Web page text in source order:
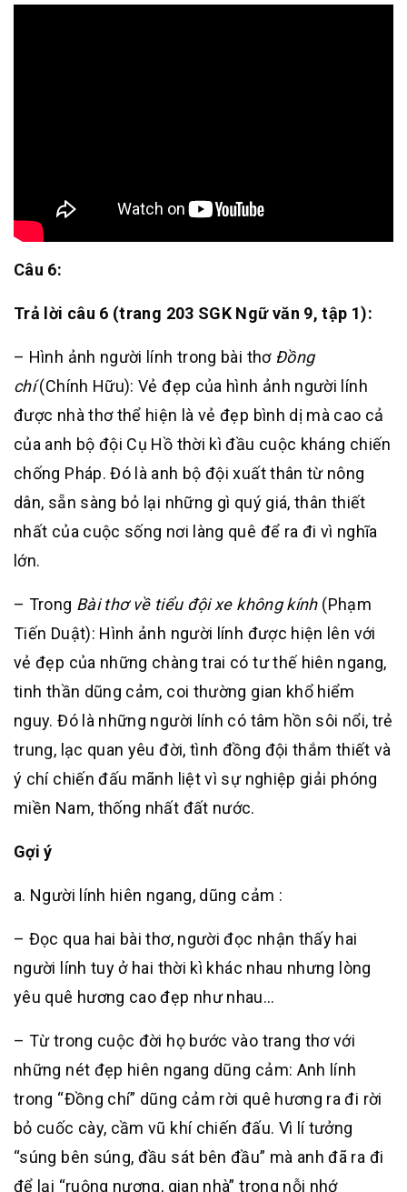
Câu 6:
Trả lời câu 6 (trang 203 SGK Ngữ văn 9, tập 1):
– Hình ảnh người lính trong bài thơ Đồng
chí(Chính Hữu): Vẻ đẹp của hình ảnh người lính
được nhà thơ thể hiện là vẻ đẹp bình dị mà cao cả
của anh bộ đội Cụ Hồ thời kì đầu cuộc kháng chiến
chống Pháp. Đó là anh bộ đội xuất thân từ nông
dân, sẵn sàng bỏ lại những gì quý giá, thân thiết
nhất của cuộc sống nơi làng quê để ra đi vì nghĩa
lớn.
– Trong Bài thơ về tiểu đội xe không kính(Phạm
Tiến Duật): Hình ảnh người lính được hiện lên với
vẻ đẹp của những chàng trai có tư thế hiên ngang,
tinh thần dũng cảm, coi thường gian khổ hiểm
nguy. Đó là những người lính có tâm hồn sôi nổi, trẻ
trung, lạc quan yêu đời, tình đồng đội thắm thiết và
ý chí chiến đấu mãnh liệt vì sự nghiệp giải phóng
miền Nam, thống nhất đất nước.
Gợi ý
a. Người lính hiên ngang, dũng cảm :
– Đọc qua hai bài thơ, người đọc nhận thấy hai
người lính tuy ở hai thời kì khác nhau nhưng lòng
yêu quê hương cao đẹp như nhau…
– Từ trong cuộc đời họ bước vào trang thơ với
những nét đẹp hiên ngang dũng cảm: Anh lính
trong “Đồng chí” dũng cảm rời quê hương ra đi rời
bỏ cuốc cày, cầm vũ khí chiến đấu. Vì lí tưởng
“súng bên súng, đầu sát bên đầu” mà anh đã ra đi
để lại “ruộng nương, gian nhà” trong nỗi nhớ